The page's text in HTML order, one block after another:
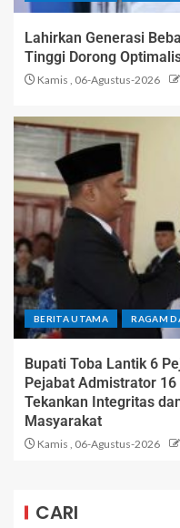
Lahirkan Generasi
Tinggi Dorong
Kamis , 06-Agustus-2026
BERITA UTAMA RAGAM
Bupati Toba Lantik 6
Pejabat Admistrator
Tekankan Integritas
Masyarakat
Kamis , 06-Agustus-2026
CARI